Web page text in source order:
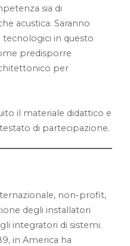
sia di
acustica. Saranno
in questo
predisporre
per
il materiale didattico e
di partecipazione.
non-profit,
degli installatori
integratori di sistemi.
in America ha